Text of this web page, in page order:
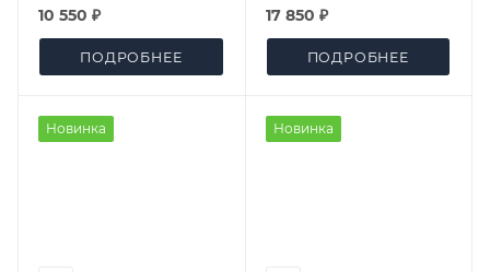
10 550 ₽
ПОДРОБНЕЕ
17 850 ₽
ПОДРОБНЕЕ
Новинка Новинка